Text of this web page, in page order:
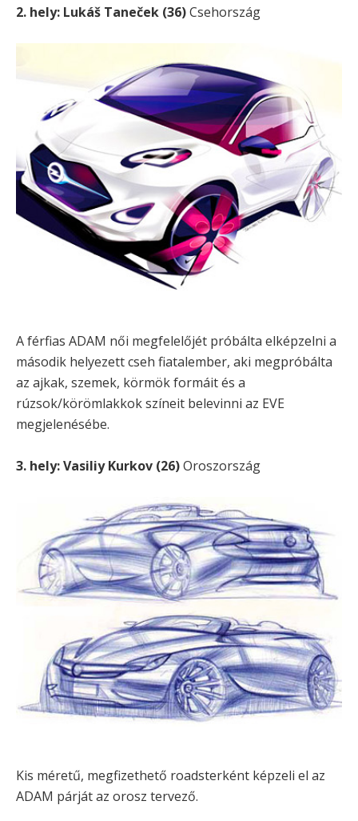
2. hely: Lukáš Taneček (36)Csehország
A férfias ADAM női megfelelőjét próbálta elképzelni a
második helyezett cseh fiatalember, aki megpróbálta
az ajkak, szemek, körmök formáit és a
rúzsok/körömlakkok színeit belevinni az EVE
megjelenésébe.
3. hely: Vasiliy Kurkov (26)Oroszország
Kis méretű, megfizethető roadsterként képzeli el az
ADAM párját az orosz tervező.